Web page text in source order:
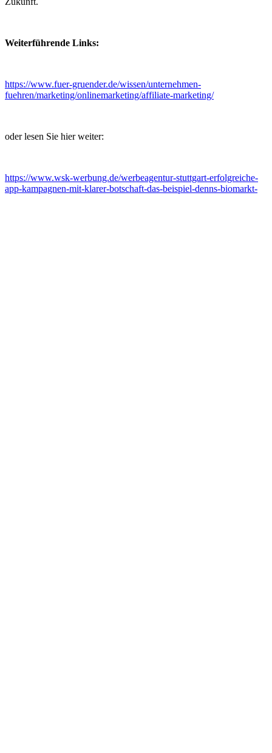
Weiterführende Links:
https://www.fuer-gruender.de/wissen/unternehmen-
fuehren/marketing/onlinemarketing/affiliate-marketing/
oder lesen Sie hier weiter:
https://www.wsk-werbung.de/werbeagentur-stuttgart-erfolgreiche-
app-kampagnen-mit-klarer-botschaft-das-beispiel-denns-biomarkt-